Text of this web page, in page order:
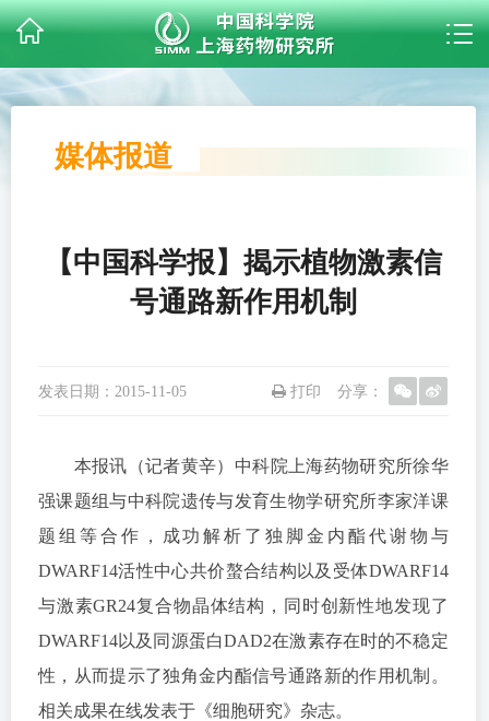
媒体报道
【中国科学报】揭示植物激素信
号通路新作用机制
发表日期： 2015-11-05 分享：
打印
本报讯（记者黄辛）中科院上海药物研究所徐华
强课题组与中科院遗传与发育生物学研究所李家洋课
题组等合作，成功解析了独脚金内酯代谢物与
DWARF14活性中心共价螯合结构以及受体DWARF14
与激素GR24复合物晶体结构，同时创新性地发现了
DWARF14以及同源蛋白DAD2在激素存在时的不稳定
性，从而提示了独角金内酯信号通路新的作用机制。
相关成果在线发表于《细胞研究》杂志。